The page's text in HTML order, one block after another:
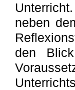
neben
den